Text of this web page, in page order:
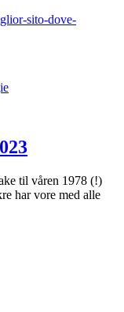
sito-dove-
til våren 1978 (!)
har vore med alle